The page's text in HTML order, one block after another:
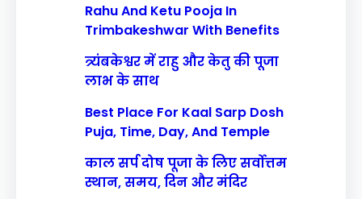
Rahu And Ketu Pooja In
Trimbakeshwar With Benefits
त्र्यंबकेश्वर में राहु और केतु की पूजा
लाभ के साथ
Best Place For Kaal Sarp Dosh
Puja, Time, Day, And Temple
काल सर्प दोष पूजा के लिए सर्वोत्तम
स्थान, समय, दिन और मंदिर